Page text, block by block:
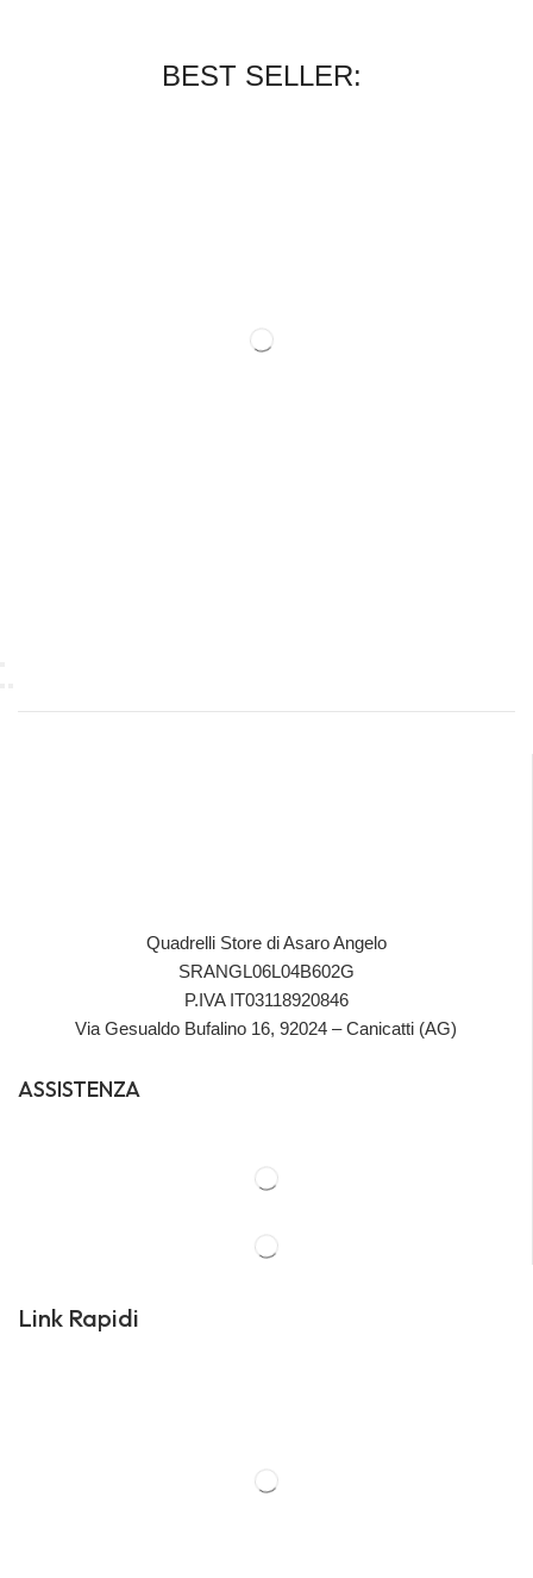
BEST SELLER:
Quadrelli Store di Asaro Angelo
SRANGL06L04B602G
P.IVA IT03118920846
Via Gesualdo Bufalino 16, 92024 – Canicatti (AG)
ASSISTENZA
Link Rapidi